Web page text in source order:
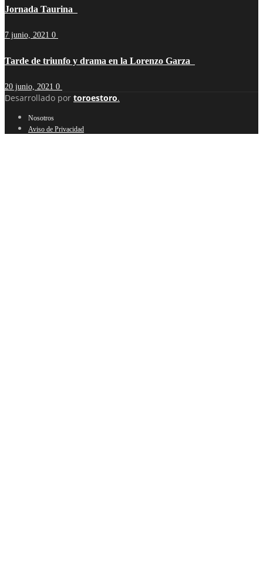
Jornada Taurina
7 junio, 2021 0
Tarde de triunfo y drama en la Lorenzo Garza
20 junio, 2021 0
Desarrollado por toroestoro.
Nosotros
Aviso de Privacidad